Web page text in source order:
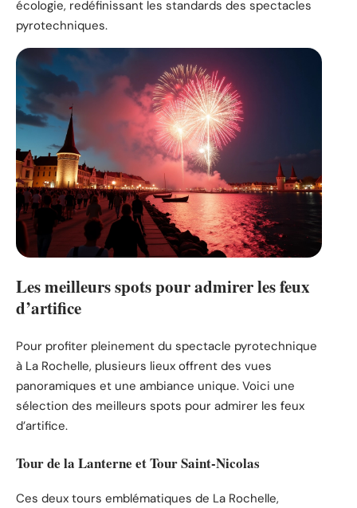
écologie, redéfinissant les standards des spectacles
pyrotechniques.
Les meilleurs spots pour admirer les feux
d’artifice
Pour profiter pleinement du spectacle pyrotechnique
à La Rochelle, plusieurs lieux offrent des vues
panoramiques et une ambiance unique. Voici une
sélection des meilleurs spots pour admirer les feux
d’artifice.
Tour de la Lanterne et Tour Saint-Nicolas
Ces deux tours emblématiques de La Rochelle,